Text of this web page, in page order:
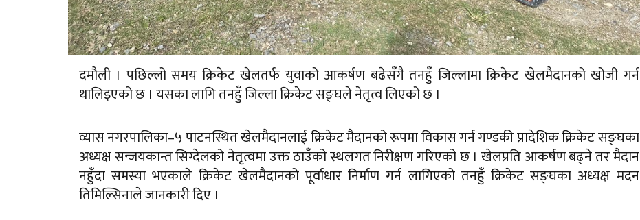
दमौली । पछिल्लो समय क्रिकेट खेलतर्फ युवाको आकर्षण बढेसँगै तनहुँ जिल्लामा क्रिकेट खेलमैदानको खोजी गर्न
थालिइएको छ । यसका लागि तनहुँ जिल्ला क्रिकेट सङ्घले नेतृत्व लिएको छ ।
व्यास नगरपालिका–५ पाटनस्थित खेलमैदानलाई क्रिकेट मैदानको रूपमा विकास गर्न गण्डकी प्रादेशिक क्रिकेट सङ्घका
अध्यक्ष सन्जयकान्त सिग्देलको नेतृत्वमा उक्त ठाउँको स्थलगत निरीक्षण गरिएको छ । खेलप्रति आकर्षण बढ्ने तर मैदान
नहुँदा समस्या भएकाले क्रिकेट खेलमैदानको पूर्वाधार निर्माण गर्न लागिएको तनहुँ क्रिकेट सङ्घका अध्यक्ष मदन
तिमिल्सिनाले जानकारी दिए ।